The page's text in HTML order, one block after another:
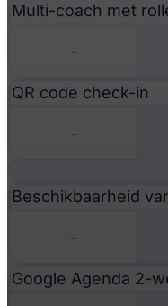
Multi-coach met
-
QR code check-in
-
Beschikbaarheid
-
Google Agenda 2-